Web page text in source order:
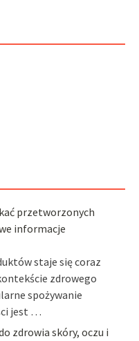
przetworzonych
informacje
staje się coraz
zdrowego
spożywanie
jest …
zdrowia skóry, oczu i